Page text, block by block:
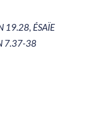
19.28, ÉSAÏE
7.37-38